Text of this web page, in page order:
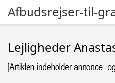
Afbudsrejser-til-
Lejligheder